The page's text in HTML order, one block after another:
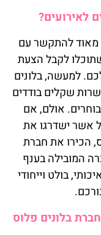
לאירועים?
מאוד להתקשר עם
לקבל הצעת
למעשה, בלונים
שקלים בודדים
אולם, אם
אשר ישדרגו את
הכירו את חברת
המובילה בענף
בולט וייחודי
בלונים פלוס